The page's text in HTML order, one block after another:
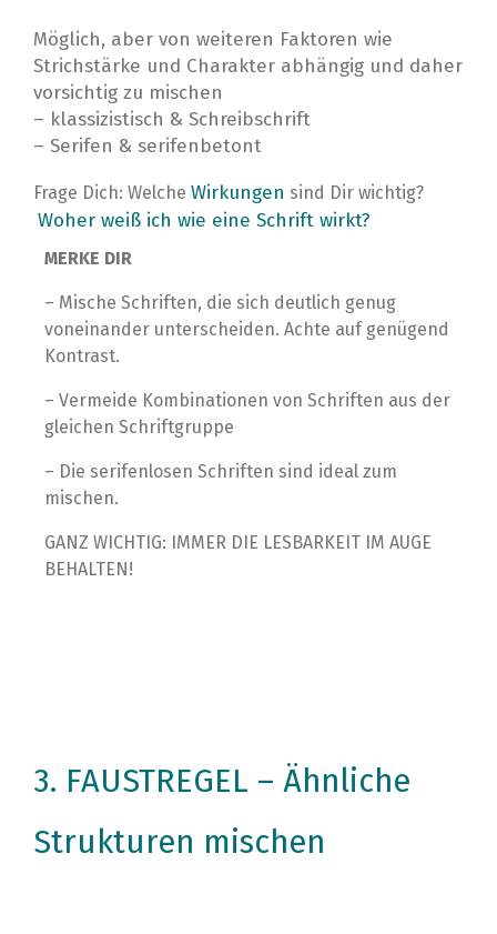
Möglich, aber von weiteren Faktoren wie
Strichstärke und Charakter abhängig und daher
vorsichtig zu mischen⁣
– klassizistisch & Schreibschrift⁣
– Serifen & serifenbetont⁣⁣
Frage Dich: Welche Wirkungen sind Dir wichtig?
Woher weiß ich wie eine Schrift wirkt?
MERKE DIR
– Mische Schriften, die sich deutlich genug
voneinander unterscheiden. Achte auf genügend
Kontrast.
– Vermeide Kombinationen von Schriften aus der
gleichen Schriftgruppe
– Die serifenlosen Schriften sind ideal zum
mischen.
GANZ WICHTIG: IMMER DIE LESBARKEIT IM AUGE
BEHALTEN!
3. FAUSTREGEL – Ähnliche
Strukturen mischen